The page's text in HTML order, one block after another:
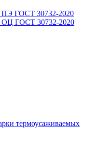
ПЭ ГОСТ 30732-2020
ОЦ ГОСТ 30732-2020
термоусаживаемых